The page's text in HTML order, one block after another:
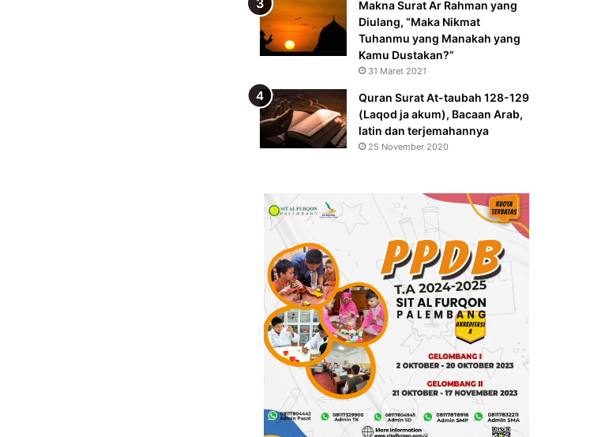
Makna Surat Ar Rahman yang
Diulang, “Maka Nikmat
Tuhanmu yang Manakah yang
Kamu Dustakan?”
31 Maret 2021
Quran Surat At-taubah 128-129
(Laqod ja akum), Bacaan Arab,
latin dan terjemahannya
25 November 2020